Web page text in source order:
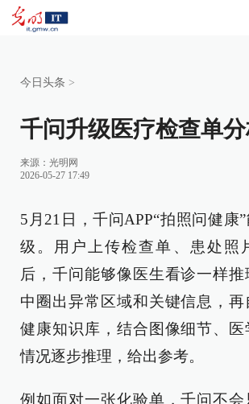
今日头条 >
千问升级医疗检查单
来源： 光明网
2026-05-27 17:49
5月21日，千问APP“拍照问健康
级。用户上传检查单、患处照
后，千问能够像医生看诊一样推
中圈出异常区域和关键信息，
健康知识库，结合图像细节、
情况逐步推理，给出参考。
例如面对一张化验单，千问不